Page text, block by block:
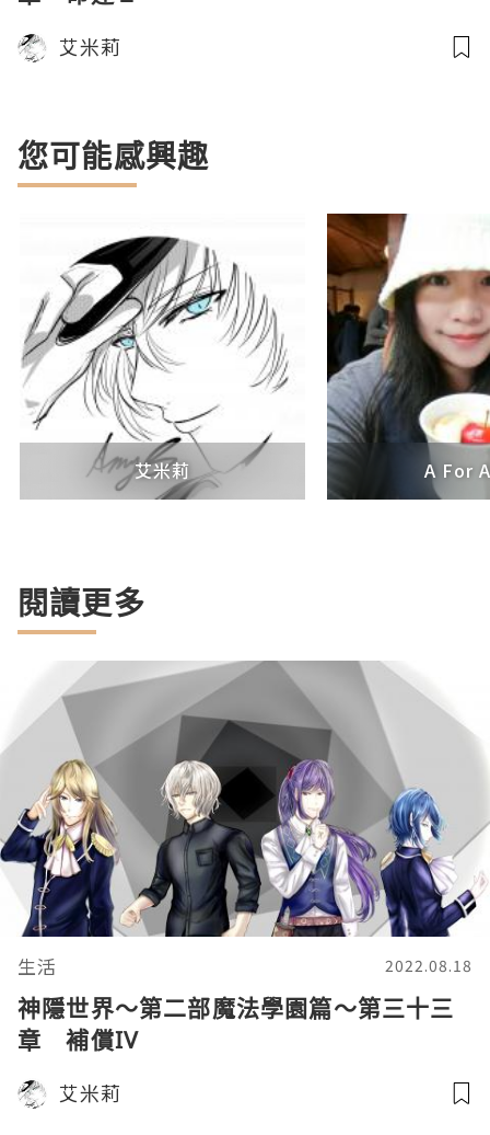
艾米莉
您可能感興趣
艾米莉 A For
閱讀更多
生活 2022.08.18
神隱世界～第二部魔法學園篇～第三十三
章 補償IV
艾米莉